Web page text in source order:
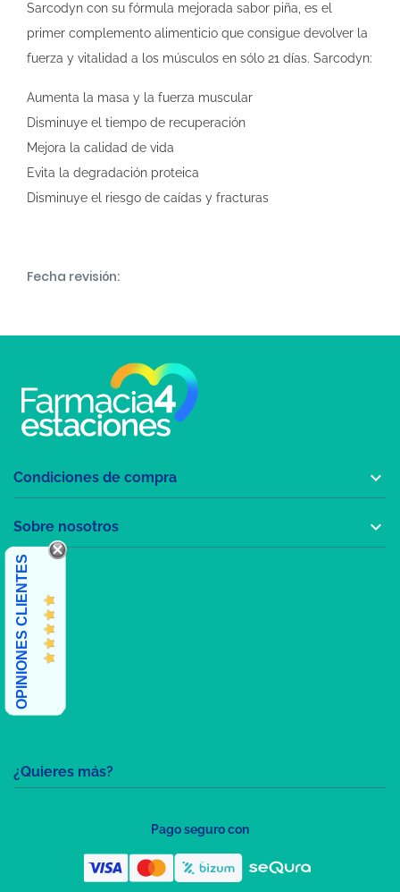
Sarcodyn con su fórmula mejorada sabor piña, es el
primer complemento alimenticio que consigue devolver la
fuerza y vitalidad a los músculos en sólo 21 días. Sarcodyn:
Aumenta la masa y la fuerza muscular
Disminuye el tiempo de recuperación
Mejora la calidad de vida
Evita la degradación proteica
Disminuye el riesgo de caídas y fracturas
Fecha revisión:
¿Quieres más?
Condiciones de compra 
Sobre nosotros 
OPINIONES CLIENTES
Pago seguro con